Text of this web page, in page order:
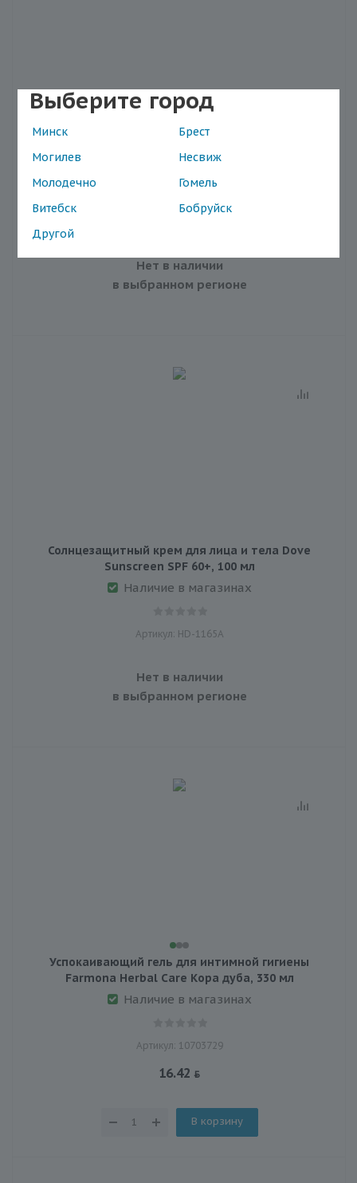
Выберите город
Минск
Брест
Могилев
Несвиж
Молодечно
Гомель
Витебск
Бобруйск
Другой
Спрей солнцезащитный для лица и тела "Moon"
SPF 60, 200 мл
Наличие в магазинах
Нет в наличии
в выбранном регионе
Солнцезащитный крем для лица и тела Dove
Sunscreen SPF 60+, 100 мл
Наличие в магазинах
Артикул: HD-1165A
Нет в наличии
в выбранном регионе
Успокаивающий гель для интимной гигиены
Farmona Herbal Care Кора дуба, 330 мл
Наличие в магазинах
Артикул: 10703729
16.42
В корзину